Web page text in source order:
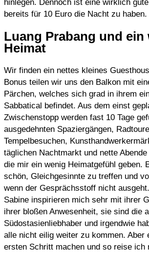
hinlegen. Dennoch ist eine wirklich
bereits für 10 Euro die Nacht zu haben.
Luang Prabang und ein
Heimat
Wir finden ein nettes kleines
Bonus teilen wir uns den Balkon mit
Pärchen, welches sich grad in ihrem
Sabbatical befindet. Aus dem einst
Zwischenstopp werden fast 10 Tage
ausgedehnten Spaziergängen,
Tempelbesuchen,
täglichen Nachtmarkt und nette
die mir ein wenig Heimatgefühl geben.
schön, Gleichgesinnte zu treffen und
wenn der Gesprächsstoff nicht
Sabine inspirieren mich sehr mit ihrer
ihrer bloßen Anwesenheit, sie sind die
Südostasienliebhaber und irgendwie
alle nicht eilig weiter zu kommen. Aber
ersten Schritt machen und so reise ich